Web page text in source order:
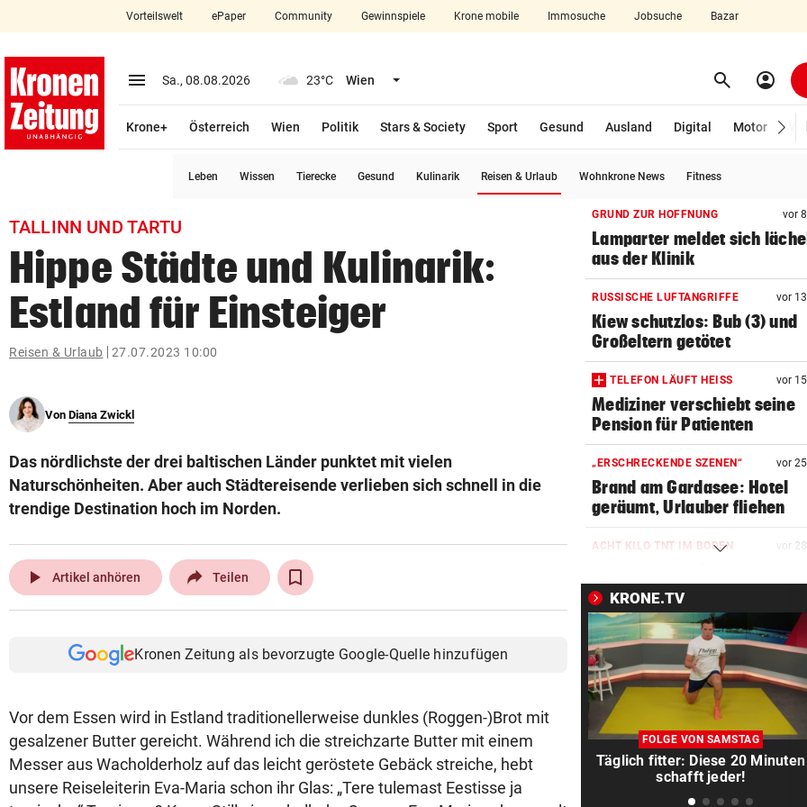
closeSchließen
account_circle Anmelden
arrow_right
bookmark
search
Suchbegriff
eingeben
© Krone Multimedia GmbH & Co KG 2026
Vorteilswelt ePaper Community Gewinnspiele Krone mobile Immosuche Jobsuche Bazar
menu Menü aufklappen
Sa., 08.08.2026 23°C Wien Menü aufklappen search Suchen
account_circle
Krone+ Österreich Wien Politik Stars & Society Sport Gesund Ausland Digital Motor
Leben Wissen Tierecke Gesund Kulinarik Reisen & Urlaub Wohnkrone News Fitness
TALLINN UND TARTU
Hippe Städte und Kulinarik:
Estland für Einsteiger
Reisen & Urlaub 27.07.2023 10:00
Von Diana Zwickl
Das nördlichste der drei baltischen Länder punktet mit vielen
Naturschönheiten. Aber auch Städtereisende verlieben sich schnell in die
trendige Destination hoch im Norden.
play_arrow Artikel anhören Teilen
Kronen Zeitung als bevorzugte Google-Quelle hinzufügen
Vor dem Essen wird in Estland traditionellerweise dunkles (Roggen-)Brot mit
gesalzener Butter gereicht. Während ich die streichzarte Butter mit einem
Messer aus Wacholderholz auf das leicht geröstete Gebäck streiche, hebt
unsere Reiseleiterin Eva-Maria schon ihr Glas: „Tere tulemast Eestisse ja
GRUND ZUR HOFFNUNG vor
Lamparter meldet sich
aus der Klinik
RUSSISCHE LUFTANGRIFFE vor
Kiew schutzlos: Bub (3) und
Großeltern getötet
TELEFON LÄUFT HEISS vor
Mediziner verschiebt seine
Pension für Patienten
„ERSCHRECKENDE SZENEN“ vor
Brand am Gardasee: Hotel
geräumt, Urlauber fliehen
ACHT KILO TNT IM BODEN vor
beliebtem See gefunden
WURDE NUR 27 JAHRE ALT vor
Uganda trauert!
Überfall ermordet
„KRONE“-KOMMENTAR vor
Kinder, Kinder: Freude und
Arbeit
KRONE.TV
FOLGE VON SAMSTAG
Täglich fitter: Diese 20 Minuten
schafft jeder!